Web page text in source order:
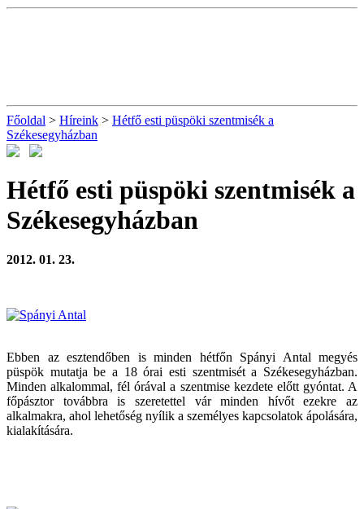
Főoldal > Híreink > Hétfő esti püspöki szentmisék a
Székesegyházban
Hétfő esti püspöki szentmisék a
Székesegyházban
2012. 01. 23.
Ebben az esztendőben is minden hétfőn Spányi Antal megyés
püspök mutatja be a 18 órai esti szentmisét a Székesegyházban.
Minden alkalommal, fél órával a szentmise kezdete előtt gyóntat. A
főpásztor továbbra is szeretettel vár minden hívőt ezekre az
alkalmakra, ahol lehetőség nyílik a személyes kapcsolatok ápolására,
kialakítására.